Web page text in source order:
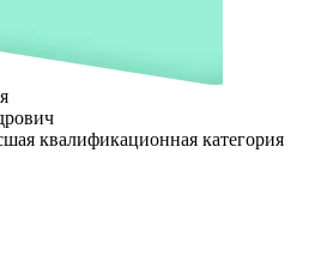
квалификационная категория